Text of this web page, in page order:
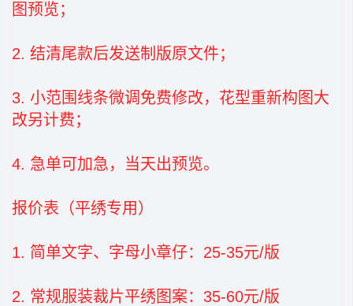
图预览；
2. 结清尾款后发送制版原文件；
3. 小范围线条微调免费修改，花型重新构图大
改另计费；
4. 急单可加急，当天出预览。
报价表（平绣专用）
1. 简单文字、字母小章仔：25‑35元/版
2. 常规服装裁片平绣图案：35‑60元/版